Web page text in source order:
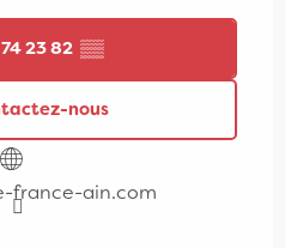
23 82 ▒▒
nous
france-ain.com